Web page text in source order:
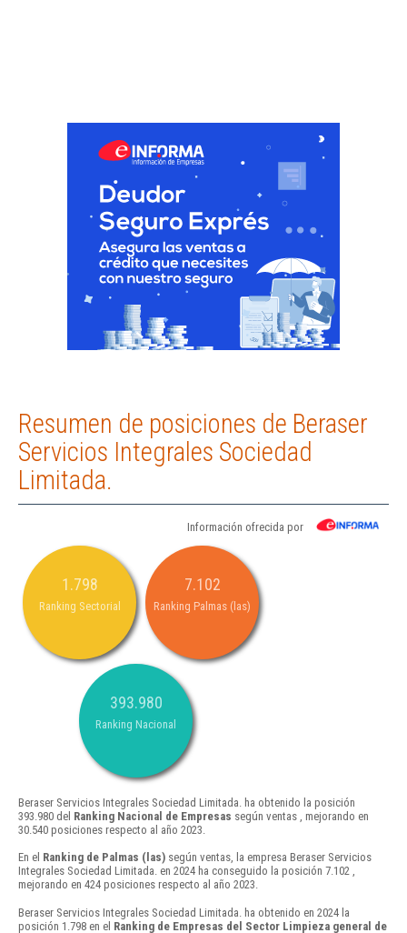
Resumen de posiciones de Beraser
Servicios Integrales Sociedad
Limitada.
Información ofrecida por
1.798
Ranking Sectorial
7.102
Ranking Palmas (las)
393.980
Ranking Nacional
Beraser Servicios Integrales Sociedad Limitada. ha obtenido la posición
393.980 del Ranking Nacional de Empresas según ventas , mejorando en
30.540 posiciones respecto al año 2023.
En el Ranking de Palmas (las) según ventas, la empresa Beraser Servicios
Integrales Sociedad Limitada. en 2024 ha conseguido la posición 7.102 ,
mejorando en 424 posiciones respecto al año 2023.
Beraser Servicios Integrales Sociedad Limitada. ha obtenido en 2024 la
posición 1.798 en el Ranking de Empresas del Sector Limpieza general de